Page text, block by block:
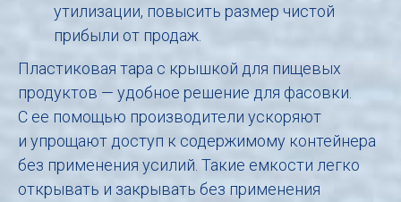
утилизации, повысить размер чистой
прибыли от продаж.
Пластиковая тара с крышкой для пищевых
продуктов — удобное решение для фасовки.
С ее помощью производители ускоряют
и упрощают доступ к содержимому контейнера
без применения усилий. Такие емкости легко
открывать и закрывать без применения